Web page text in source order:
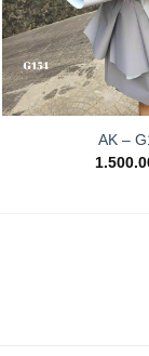
AK –